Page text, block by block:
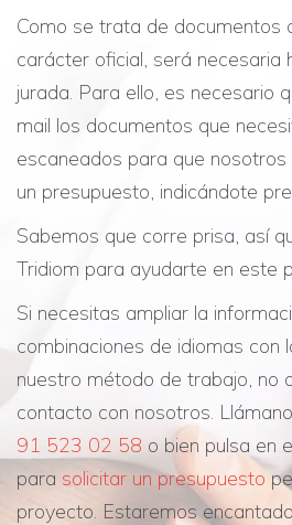
Como se trata de documentos
carácter oficial, será necesaria
jurada. Para ello, es necesario
mail los documentos que
escaneados para que
un presupuesto, indicándote
Sabemos que corre prisa, así
Tridiom para ayudarte en este
Si necesitas ampliar la
combinaciones de idiomas con
nuestro método de trabajo, no
contacto con nosotros.
91 523 02 58 o bien pulsa en
para solicitar un presupuesto
proyecto. Estaremos